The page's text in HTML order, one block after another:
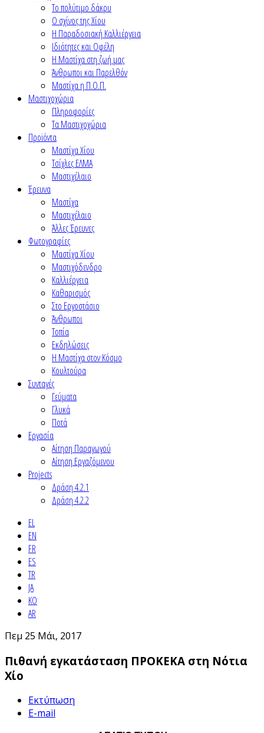
Το πολύτιμο δάκρυ
Ο σχίνος της Χίου
Η Παραδοσιακή Καλλιέργεια
Ιδιότητες και Οφέλη
Η Μαστίχα στη ζωή μας
Άνθρωποι και Παρελθόν
Μαστίχα η Π.Ο.Π.
Μαστιχοχώρια
Πληροφορίες
Τα Μαστιχοχώρια
Προϊόντα
Μαστίχα Χίου
Τσίχλες ΕΛΜΑ
Μαστιχέλαιο
Έρευνα
Μαστίχα
Μαστιχέλαιο
Άλλες Έρευνες
Φωτογραφίες
Μαστίχα Χίου
Μαστιχόδενδρο
Καλλιέργεια
Καθαρισμός
Στο Εργοστάσιο
Άνθρωποι
Τοπία
Εκδηλώσεις
Η Μαστίχα στον Κόσμο
Κουλτούρα
Συνταγές
Γεύματα
Γλυκά
Ποτά
Εργασία
Αίτηση Παραγωγού
Αίτηση Εργαζόμενου
Projects
Δράση 4.2.1
Δράση 4.2.2
EL
EN
FR
ES
TR
JA
KO
AR
Πεμ 25 Μάι, 2017
Πιθανή εγκατάσταση ΠΡΟΚΕΚΑ στη Nότια
Χίο
Εκτύπωση
E-mail